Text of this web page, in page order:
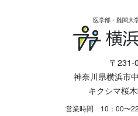
医学部・難関大
〒231-
神奈川県横浜市
キクシマ桜
営業時間 10：00〜22